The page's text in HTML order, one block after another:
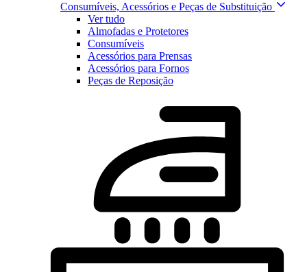
Consumíveis, Acessórios e Peças de Substituição
Ver tudo
Almofadas e Protetores
Consumíveis
Acessórios para Prensas
Acessórios para Fornos
Peças de Reposição